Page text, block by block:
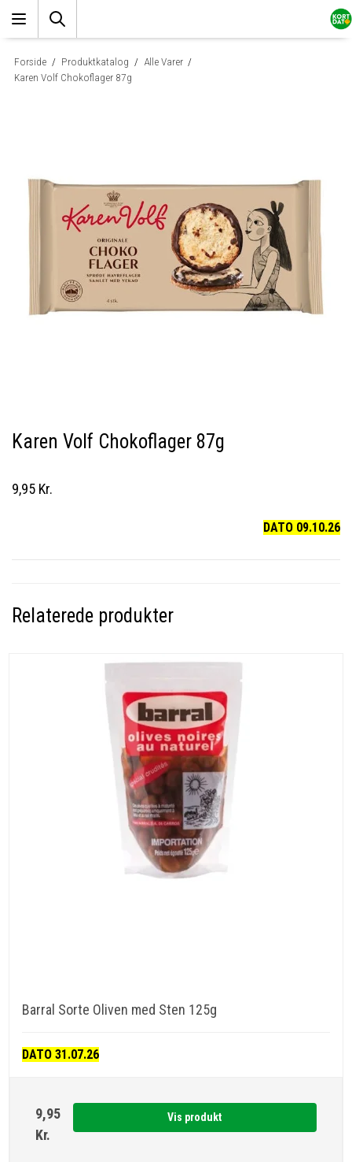
Forside / Produktkatalog / Alle Varer /
Karen Volf Chokoflager 87g
Karen Volf Chokoflager 87g
9,95 Kr.
DATO 09.10.26
Relaterede produkter
Barral Sorte Oliven med Sten 125g
DATO 31.07.26
9,95
Kr.
Vis produkt